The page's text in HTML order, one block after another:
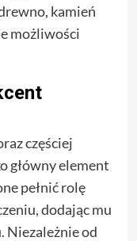
kamień
możliwości
częściej
główny element
pełnić rolę
dodając mu
Niezależnie od